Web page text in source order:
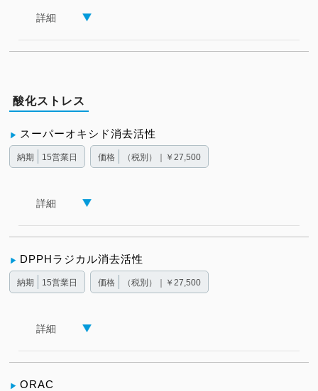
詳細
酸化ストレス
スーパーオキシド消去活性
納期 15営業日 価格 （税別）｜￥27,500
詳細
DPPHラジカル消去活性
納期 15営業日 価格 （税別）｜￥27,500
詳細
ORAC